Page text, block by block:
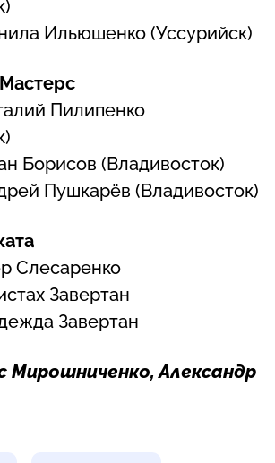
Ильюшенко (Уссурийск)
Пилипенко
Борисов (Владивосток)
Пушкарёв (Владивосток)
Слесаренко
Завертан
Завертан
Александр